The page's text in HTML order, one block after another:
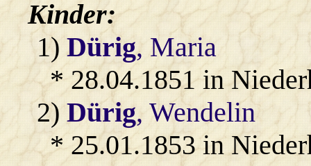
Kinder:
1)Dürig, Maria
* 28.04.1851 in
2)Dürig, Wendelin
* 25.01.1853 in